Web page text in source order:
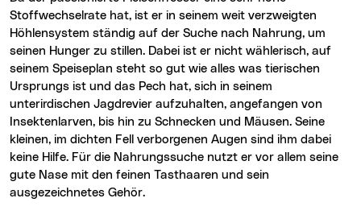
Stoffwechselrate hat, ist er in seinem weit verzweigten
Höhlensystem ständig auf der Suche nach Nahrung, um
seinen Hunger zu stillen. Dabei ist er nicht wählerisch, auf
seinem Speiseplan steht so gut wie alles was tierischen
Ursprungs ist und das Pech hat, sich in seinem
unterirdischen Jagdrevier aufzuhalten, angefangen von
Insektenlarven, bis hin zu Schnecken und Mäusen. Seine
kleinen, im dichten Fell verborgenen Augen sind ihm dabei
keine Hilfe. Für die Nahrungssuche nutzt er vor allem seine
gute Nase mit den feinen Tasthaaren und sein
ausgezeichnetes Gehör.